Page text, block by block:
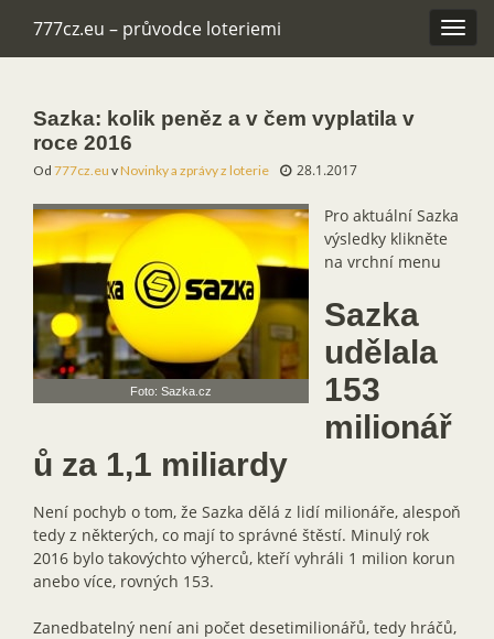
777cz.eu – průvodce loteriemi
Sazka: kolik peněz a v čem vyplatila v
roce 2016
Od 777cz.eu vNovinky a zprávy z loterie 28.1.2017
Foto: Sazka.cz
Pro aktuální Sazka
výsledky klikněte
na vrchní menu
Sazka
udělala
153
milionář
ů za 1,1 miliardy
Není pochyb o tom, že Sazka dělá z lidí milionáře, alespoň
tedy z některých, co mají to správné štěstí. Minulý rok
2016 bylo takovýchto výherců, kteří vyhráli 1 milion korun
anebo více, rovných 153.
Zanedbatelný není ani počet desetimilionářů, tedy hráčů,